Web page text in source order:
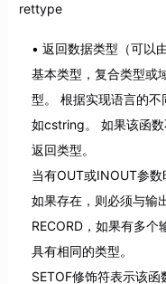
rettype
返回数据类型（可以
基本类型，复合类型或
型。 根据实现语言的
如cstring。 如果该函
返回类型。
当有OUT或INOUT参数
如果存在，则必须与输
RECORD，如果有多
具有相同的类型。
SETOF修饰符表示该